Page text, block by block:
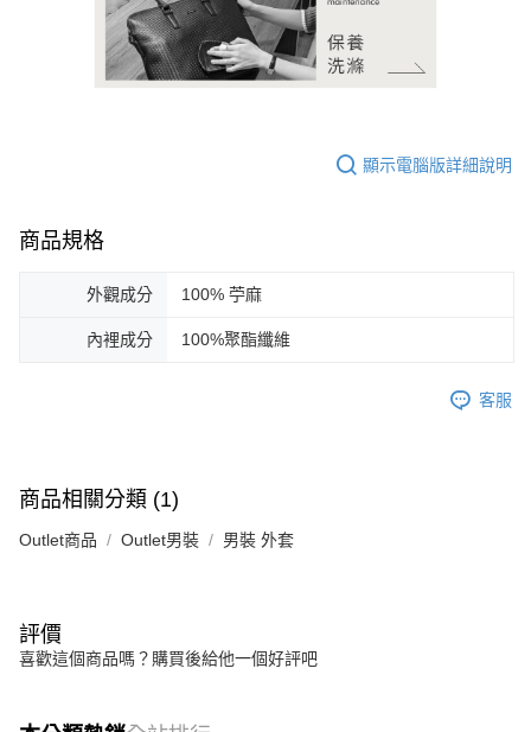
顯示電腦版詳細說明
商品規格
外觀成分 100% 苧麻
內裡成分 100%聚酯纖維
客服
商品相關分類 (1)
Outlet商品 Outlet男裝 男裝 外套
評價
喜歡這個商品嗎？購買後給他一個好評吧